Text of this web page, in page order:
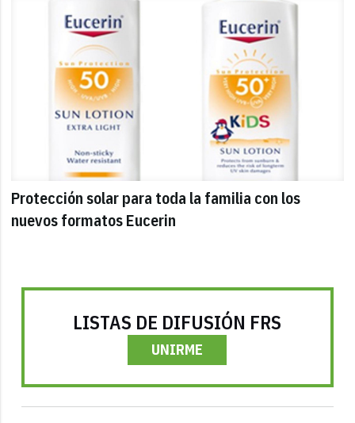
Protección solar para toda la familia con los
nuevos formatos Eucerin
LISTAS DE DIFUSIÓN FRS
UNIRME